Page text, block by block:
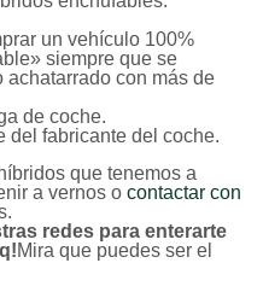
un vehículo 100%
siempre que se
con más de
de coche.
del fabricante del coche.
que tenemos a
a vernos o contactar con
redes para enterarte
Mira que puedes ser el